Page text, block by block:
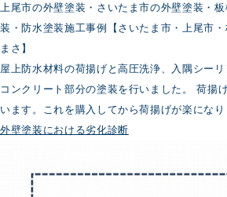
上尾市の外壁塗装・さいたま市の外壁塗装・
装・防水塗装施工事例【さいたま市・上尾市
まさ】
屋上防水材料の荷揚げと高圧洗浄、入隅シー
コンクリート部分の塗装を行いました。 荷揚
います。これを購入してから荷揚げが楽になり
外壁塗装における劣化診断